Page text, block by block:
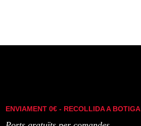
ENVIAMENT 0€ - RECOLLIDA A BOTIGA